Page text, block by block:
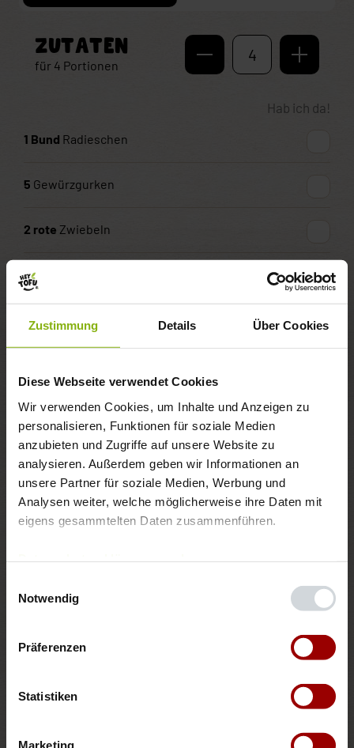
Zustimmung Details Über Cookies
Diese Webseite verwendet Cookies
Wir verwenden Cookies, um Inhalte und Anzeigen zu
personalisieren, Funktionen für soziale Medien
anzubieten und Zugriffe auf unsere Website zu
analysieren. Außerdem geben wir Informationen an
unsere Partner für soziale Medien, Werbung und
Analysen weiter, welche möglicherweise ihre Daten mit
eigens gesammtelten Daten zusammenführen.
Notwendig
Präferenzen
Statistiken
Marketing
ZUTATEN
für 4 Portionen
4
Hab ich da!
1 Bund Radieschen
5 Gewürzgurken
2 rote Zwiebeln
1Pck.
½TLSenf
¼TLRohrohrzucker
3ELPflanzenöl
Salz, Pfeffer aus der Mühle
Pro Portion ca.: 253 kcal, 19 g Eiweiß, 16 g Fett, 6 g
Tipps:
Dazu schmeckt frisches Landbrot. Den Salat noch